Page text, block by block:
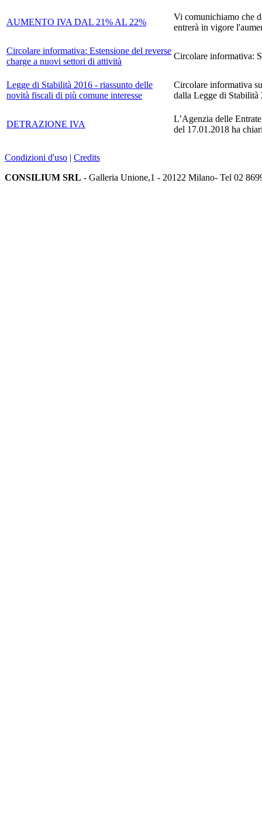
AUMENTO IVA DAL 21% AL 22%
Vi comunichiamo che
entrerà in vigore
Circolare informativa: Estensione del reverse
charge a nuovi settori di attività
Circolare informativa:
Legge di Stabilità 2016 - riassunto delle
novità fiscali di più comune interesse
Circolare informativa
dalla Legge di Stabilità
DETRAZIONE IVA
L’Agenzia delle
del 17.01.2018 ha
Condizioni d'uso | Credits
CONSILIUM SRL - Galleria Unione,1 - 20122 Milano- Tel 02